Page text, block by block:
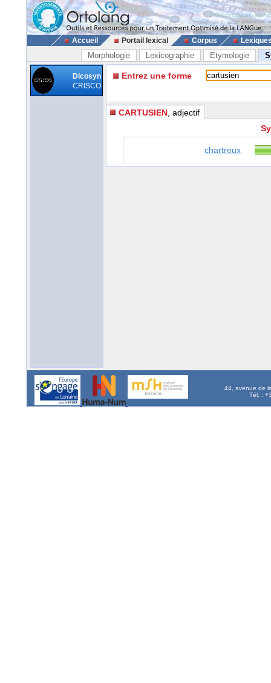
Accueil Portail lexical Corpus
Morphologie Lexicographie Etymologie
Dicosyn
CRISCO
Entrez une forme
CARTUSIEN , adjectif
chartreux
44, avenue de
Tél. :